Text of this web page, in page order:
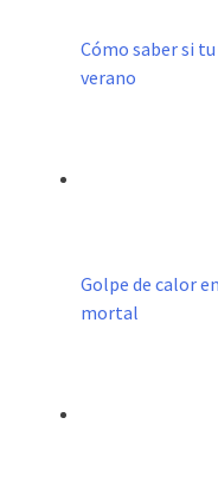
Cómo saber si
verano
Golpe de calor
mortal